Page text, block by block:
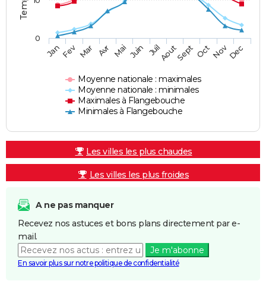
Moyenne nationale : maximales
Moyenne nationale : minimales
Maximales à Flangebouche
Minimales à Flangebouche
JanFev Mar Avr Mai Juin JuilAoutSept OctNovDec
0
Les villes les plus chaudes
Les villes les plus froides
A ne pas manquer
Recevez nos astuces et bons plans directement par e-
mail.
Je m'abonne
En savoir plus sur notre politique de confidentialité